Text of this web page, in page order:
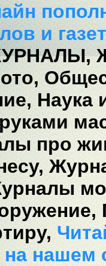
и
Наука
про
нашем